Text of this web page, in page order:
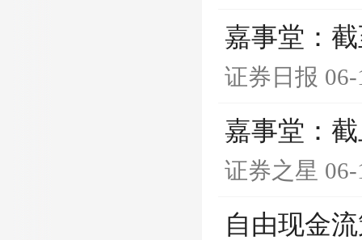
嘉事堂：
证券日报
嘉事堂：
证券之星
自由现金